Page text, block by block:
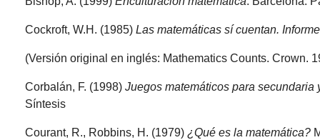
Cockroft, W.H. (1985) Las matemáticas sí cuentan.
(Versión original en inglés: Mathematics Counts. Crown.
Corbalán, F. (1998) Juegos matemáticos para secundaria
Síntesis
Courant, R., Robbins, H. (1979) ¿Qué es la matemática?